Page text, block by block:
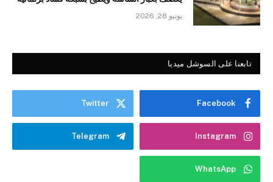
يونيو 28, 2026
تابعنا على السوشل ميديا
Facebook
Twitter
Instagram
Telegram
WhatsApp